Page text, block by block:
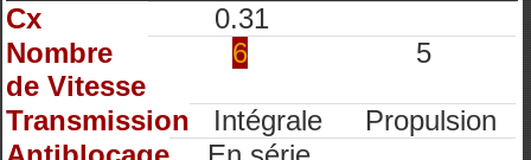
Cx
0.31
Nombre
de Vitesse
6 5
Transmission Intégrale
Propulsion